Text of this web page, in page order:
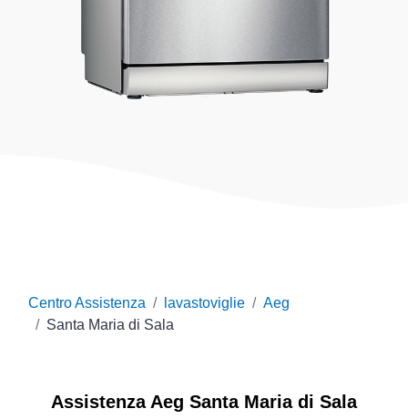
Centro Assistenza lavastoviglie
Aeg
Santa Maria di Sala
Assistenza Aeg Santa Maria di Sala